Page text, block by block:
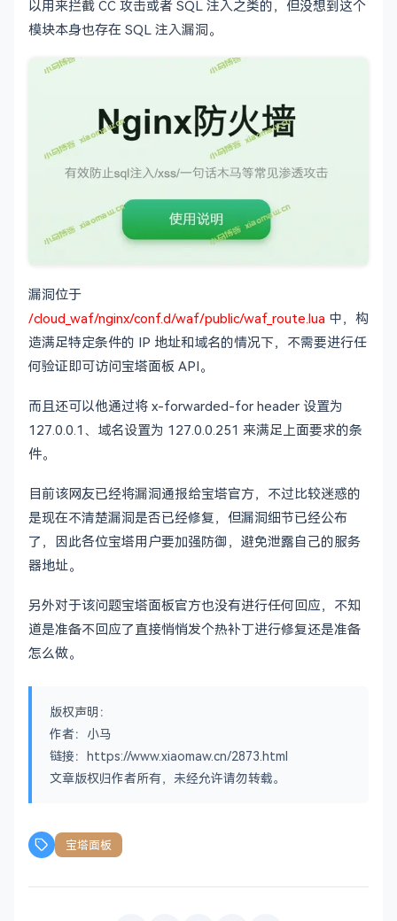
以用来拦截 CC 攻击或者 SQL 注入之类的，但没想到这个
模块本身也存在 SQL 注入漏洞。
漏洞位于
/cloud_waf/nginx/conf.d/waf/public/waf_route.lua 中，构
造满足特定条件的 IP 地址和域名的情况下，不需要进行任
何验证即可访问宝塔面板 API。
而且还可以他通过将 x-forwarded-for header 设置为
127.0.0.1、域名设置为 127.0.0.251 来满足上面要求的条
件。
目前该网友已经将漏洞通报给宝塔官方，不过比较迷惑的
是现在不清楚漏洞是否已经修复，但漏洞细节已经公布
了，因此各位宝塔用户要加强防御，避免泄露自己的服务
器地址。
另外对于该问题宝塔面板官方也没有进行任何回应，不知
道是准备不回应了直接悄悄发个热补丁进行修复还是准备
怎么做。
版权声明：
作者：小马
链接：https://www.xiaomaw.cn/2873.html
文章版权归作者所有，未经允许请勿转载。
宝塔面板